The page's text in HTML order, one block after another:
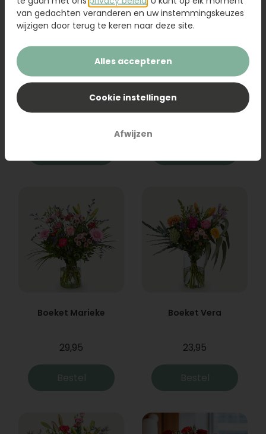
Boeket Raya Sanseveria
Boeket Marieke
29,95
Bestel
Boeket Vera
23,95
Bestel
van gedachten veranderen en uw instemmingskeuzes
wijzigen door terug te keren naar deze site.
Alles accepteren
Cookie instellingen
Afwijzen